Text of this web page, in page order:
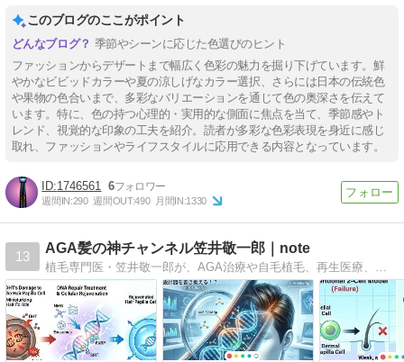
このブログのここがポイント
季節やシーンに応じた色選びのヒント
ファッションからデザートまで幅広く色彩の魅力を掘り下げています。鮮
やかなビビッドカラーや夏の涼しげなカラー選択、さらには日本の伝統色
や果物の色合いまで、多彩なバリエーションを通じて色の奥深さを伝えて
います。特に、色の持つ心理的・実用的な側面に焦点を当て、季節感やト
レンド、視覚的な印象の工夫を紹介。読者が多彩な色彩表現を身近に感じ
取れ、ファッションやライフスタイルに応用できる内容となっています。
1746561 6
週間IN:290 週間OUT:490 月間IN:1330
13
AGA髪の神チャンネル笠井敬一郎｜note
植毛専門医・笠井敬一郎が、AGA治療や自毛植毛、再生医療、日々のヘアケアまで幅広く解説。3,000件以上の実績に基づき、薄毛に悩むすべての人に信頼できる情報を届ける専門チャンネルです。